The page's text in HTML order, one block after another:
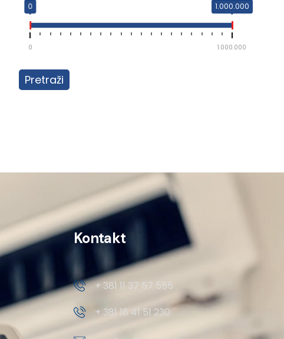
0 1.000.000
0 1.000.000
Pretraži
Kontakt
+ 381 11 37 57 555
+ 381 18 41 51 230